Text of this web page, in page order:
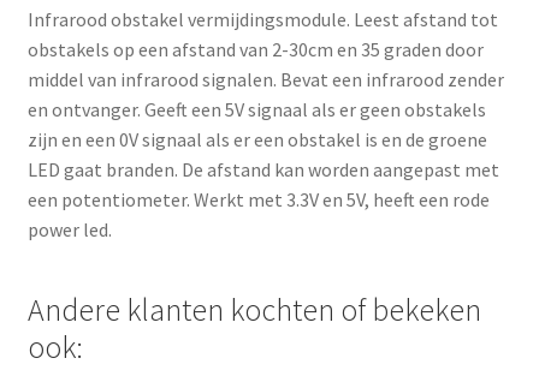
Infrarood obstakel vermijdingsmodule. Leest afstand tot
obstakels op een afstand van 2-30cm en 35 graden door
middel van infrarood signalen. Bevat een infrarood zender
en ontvanger. Geeft een 5V signaal als er geen obstakels
zijn en een 0V signaal als er een obstakel is en de groene
LED gaat branden. De afstand kan worden aangepast met
een potentiometer. Werkt met 3.3V en 5V, heeft een rode
power led.
Andere klanten kochten of bekeken
ook: